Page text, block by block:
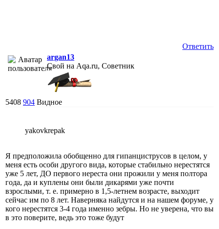
Ответить
argan13
Свой на Aqa.ru, Советник
5408 904 Видное
yakovkrepak
Я предположила обобщенно для гипанциструсов в целом, у
меня есть особи другого вида, которые стабильно нерестятся
уже 5 лет, ДО первого нереста они прожили у меня полтора
года, да и куплены они были дикарями уже почти
взрослыми, т. е. примерно в 1,5-летнем возрасте, выходит
сейчас им по 8 лет. Наверняка найдутся и на нашем форуме, у
кого нерестятся 3-4 года именно зебры. Но не уверена, что вы
в это поверите, ведь это тоже будут